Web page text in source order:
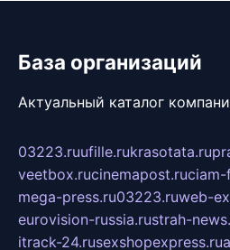
База организаций
Актуальный каталог
03223.ruufille.rukrasotata.ru
veetbox.rucinemapost.ruciam-
mega-press.ru03223.ruweb-
eurovision-russia.rustrah-
itrack-24.rusexshopexpress.ru